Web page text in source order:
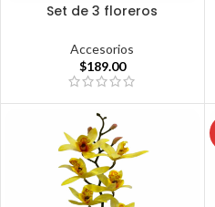
Set de 3 floreros
Accesorios
$189.00